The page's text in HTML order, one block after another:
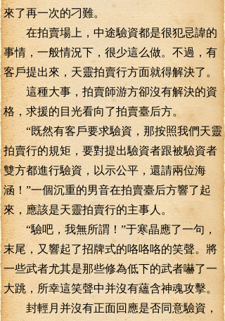
來了再一次的刁難。
在拍賣場上，中途驗資都是很犯忌諱的
事情，一般情況下，很少這么做。不過，有
客戶提出來，天靈拍賣行方面就得解決了。
這種大事，拍賣師游方卻沒有解決的資
格，求援的目光看向了拍賣臺后方。
“既然有客戶要求驗資，那按照我們天靈
拍賣行的規矩，要對提出驗資者跟被驗資者
雙方都進行驗資，以示公平，還請兩位海
涵！”一個沉重的男音在拍賣臺后方響了起
來，應該是天靈拍賣行的主事人。
“驗吧，我無所謂！”于寒晶應了一句，
末尾，又響起了招牌式的咯咯咯的笑聲。將
一些武者尤其是那些修為低下的武者嚇了一
大跳，所幸這笑聲中并沒有蘊含神魂攻擊。
封輕月并沒有正面回應是否同意驗資，